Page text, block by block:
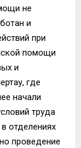
не
и
при
помощи
и
где
начали
труда
отделениях
проведение